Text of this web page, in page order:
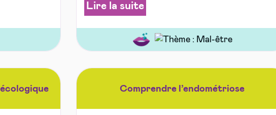
Lire la suite
Comprendre l’endométriose